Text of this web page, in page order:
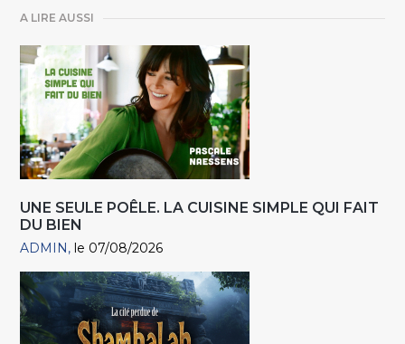
A LIRE AUSSI
UNE SEULE POÊLE. LA CUISINE SIMPLE QUI FAIT
DU BIEN
ADMIN le 07/08/2026